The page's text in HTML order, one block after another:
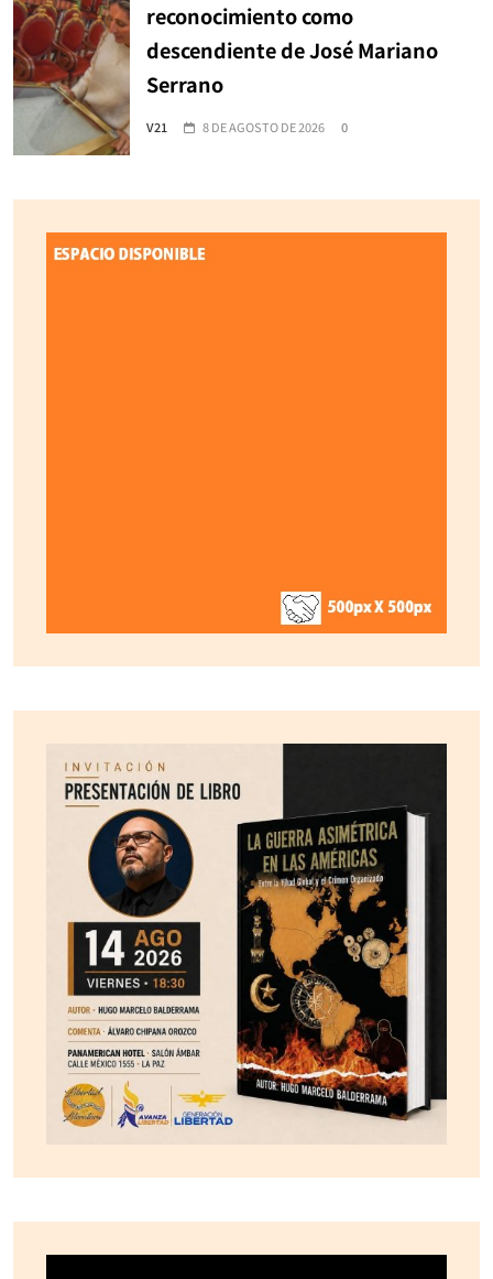
reconocimiento como
descendiente de José Mariano
Serrano
V21 8 DE AGOSTO DE 2026 0